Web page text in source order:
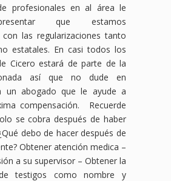
profesionales en al área le
que estamos
con las regularizaciones tanto
estatales. En casi todos los
Cicero estará de parte de la
así que no dude en
un abogado que le ayude a
compensación. Recuerde
se cobra después de haber
debo de hacer después de
Obtener atención medica –
a su supervisor – Obtener la
testigos como nombre y